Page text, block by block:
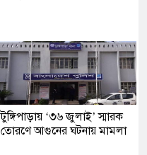
টুঙ্গিপাড়ায় ‘৩৬ জুলাই’ স্মারক
তোরণে আগুনের ঘটনায় মামলা